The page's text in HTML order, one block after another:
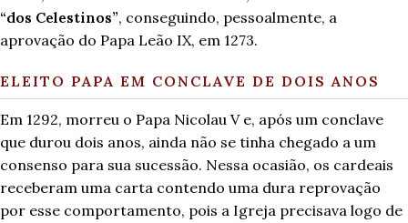
“dos Celestinos”, conseguindo, pessoalmente, a
aprovação do Papa Leão IX, em 1273.
ELEITO PAPA EM CONCLAVE DE DOIS ANOS
Em 1292, morreu o Papa Nicolau V e, após um conclave
que durou dois anos, ainda não se tinha chegado a um
consenso para sua sucessão. Nessa ocasião, os cardeais
receberam uma carta contendo uma dura reprovação
por esse comportamento, pois a Igreja precisava logo de